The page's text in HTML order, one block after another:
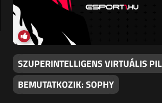
SZUPERINTELLIGENS VIRTUÁLIS
BEMUTATKOZIK: SOPHY